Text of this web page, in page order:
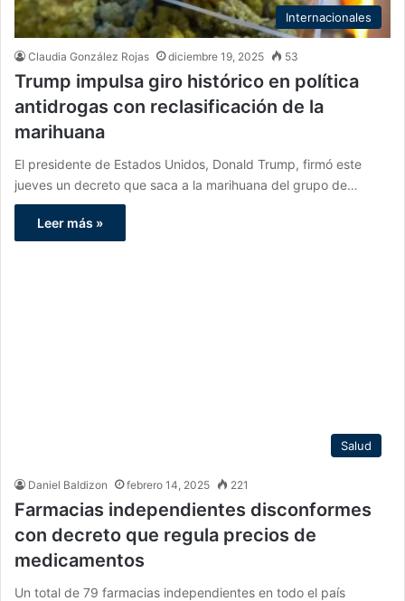
Internacionales
Claudia González Rojas diciembre 19, 2025 53
Trump impulsa giro histórico en política
antidrogas con reclasificación de la
marihuana
El presidente de Estados Unidos, Donald Trump, firmó este
jueves un decreto que saca a la marihuana del grupo de…
Leer más »
Salud
Daniel Baldizon febrero 14, 2025 221
Farmacias independientes disconformes
con decreto que regula precios de
medicamentos
Un total de 79 farmacias independientes en todo el país